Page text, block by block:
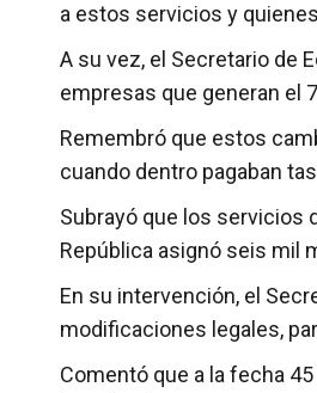
a estos servicios y
A su vez, el Secretario de
empresas que generan el
Remembró que estos
cuando dentro pagaban
Subrayó que los servicios
República asignó seis mil
En su intervención, el
modificaciones legales,
‎Comentó que a la fecha